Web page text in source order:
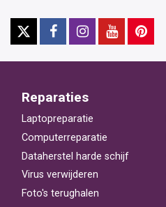
Reparaties
Laptopreparatie
Computerreparatie
Dataherstel harde schijf
Virus verwijderen
Foto's terughalen